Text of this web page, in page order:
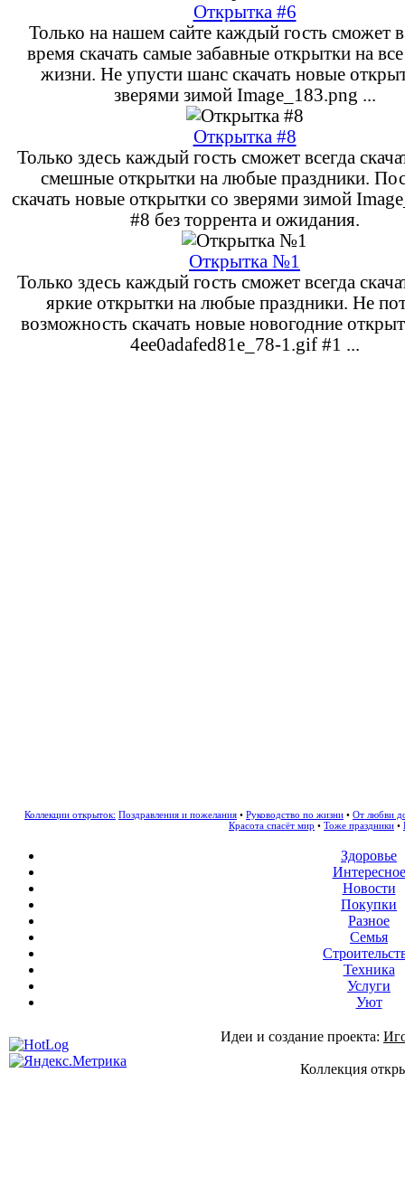
Открытка #6
Только на нашем сайте каждый гость сможет
время скачать самые забавные открытки на
жизни. Не упусти шанс скачать новые
зверями зимой Image_183.png ...
Открытка #8
Только здесь каждый гость сможет всегда
смешные открытки на любые праздники.
скачать новые открытки со зверями зимой
#8 без торрента и ожидания.
Открытка №1
Только здесь каждый гость сможет всегда
яркие открытки на любые праздники. Не
возможность скачать новые новогодние
4ee0adafed81e_78-1.gif #1 ...
Коллекции открыток: Поздравления и пожелания • Руководство по жизни • От любви
Красота спасёт мир • Тоже праздники •
Здоровье
Интересное
Новости
Покупки
Разное
Семья
Техника
Услуги
Уют
Идеи и создание проекта:
Коллекция